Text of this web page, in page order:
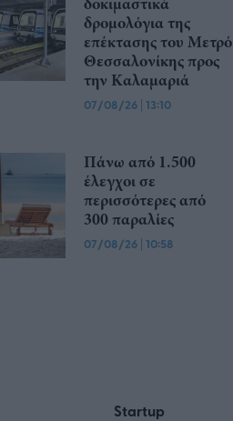
δρομολόγια της
επέκτασης του Μετρό
Θεσσαλονίκης προς
την Καλαμαριά
07/08/26 | 13:10
Πάνω από 1.500
έλεγχοι σε
περισσότερες από
300 παραλίες
07/08/26 | 10:58
Startup